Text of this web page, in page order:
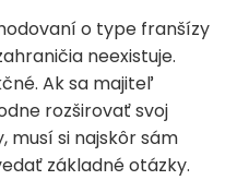
o type franšízy
neexistuje.
Ak sa majiteľ
rozširovať svoj
musí si najskôr sám
základné otázky.